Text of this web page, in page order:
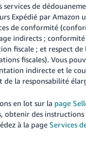
services de
Expédié par
de conformité
indirects ; conformité
fiscale ; et respect de
fiscales). Vous
indirecte et le
de la responsabilité
en lot sur la page
obtenir des
à la page Services